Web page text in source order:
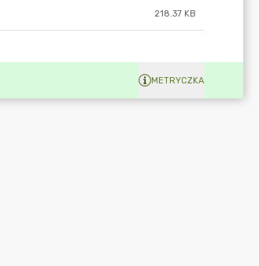
218.37 KB
METRYCZKA